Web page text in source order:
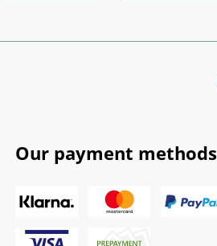
Our payment methods